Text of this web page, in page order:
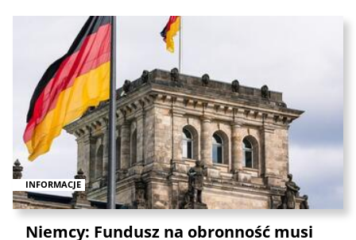
INFORMACJE
Niemcy: Fundusz na obronność musi